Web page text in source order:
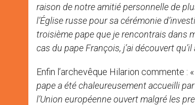
raison de notre amitié personnelle de
l’Église russe pour sa cérémonie
troisième pape que je rencontrais dans
cas du pape François, j’ai découvert
Enfin l’archevêque Hilarion commente : «
pape a été chaleureusement accueilli
l’Union européenne ouvert malgré les